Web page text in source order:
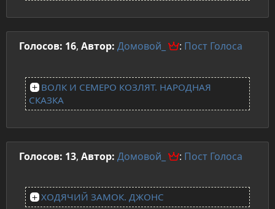
Голосов: 16, Автор: Домовой_ : Пост Голоса
ВОЛК И СЕМЕРО КОЗЛЯТ. НАРОДНАЯ
СКАЗКА
Голосов: 13, Автор: Домовой_ : Пост Голоса
ХОДЯЧИЙ ЗАМОК. ДЖОНС